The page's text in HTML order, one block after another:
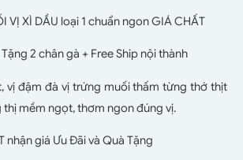
VỊ XÌ DẦU loại 1 chuẩn ngon GIÁ CHẤT
2 chân gà + Free Ship nội thành
vị đậm đà vị trứng muối thấm từng thớ thịt
mềm ngọt, thơm ngon đúng vị.
nhận giá Ưu Đãi và Quà Tặng